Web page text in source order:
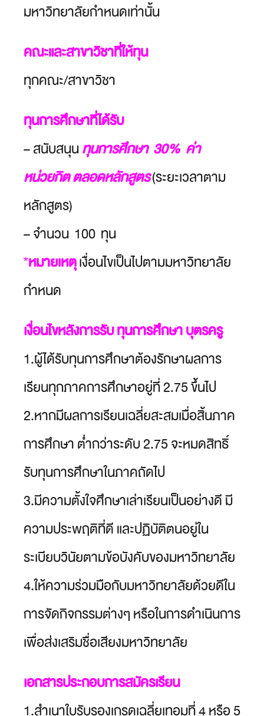
มหาวิทยาลัยกำหนดเท่านั้น
คณะและสาขาวิชาที่ให้ทุน
ทุกคณะ/สาขาวิชา
ทุนการศึกษาที่ได้รับ
– สนับสนุนทุนการศึกษา 30% ค่า
หน่วยกิต ตลอดหลักสูตร(ระยะเวลาตาม
หลักสูตร)
– จำนวน 100 ทุน
*หมายเหตุเงื่อนไขเป็นไปตามมหาวิทยาลัย
กำหนด
เงื่อนไขหลังการรับ ทุนการศึกษา บุตรครู
1.ผู้ได้รับทุนการศึกษาต้องรักษาผลการ
เรียนทุกภาคการศึกษาอยู่ที่ 2.75 ขึ้นไป
2.หากมีผลการเรียนเฉลี่ยสะสมเมื่อสิ้นภาค
การศึกษา ต่ำกว่าระดับ 2.75 จะหมดสิทธิ์
รับทุนการศึกษาในภาคถัดไป
3.มีความตั้งใจศึกษาเล่าเรียนเป็นอย่างดี มี
ความประพฤติที่ดี และปฏิบัติตนอยู่ใน
ระเบียบวินัยตามข้อบังคับของมหาวิทยาลัย
4.ให้ความร่วมมือกับมหาวิทยาลัยด้วยดีใน
การจัดกิจกรรมต่างๆ หรือในการดำเนินการ
เพื่อส่งเสริมชื่อเสียงมหาวิทยาลัย
เอกสารประกอบการสมัครเรียน
1.สำเนาใบรับรองเกรดเฉลี่ยเทอมที่ 4 หรือ 5